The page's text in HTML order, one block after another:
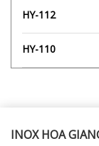
HY-112
HY-110
INOX HOA